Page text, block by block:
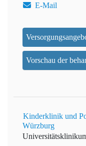
E-Mail
Vorschau der
Kinderklinik und
Würzburg